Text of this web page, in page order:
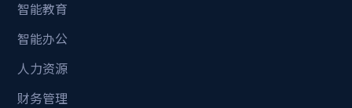
智能教育
智能办公
人力资源
财务管理